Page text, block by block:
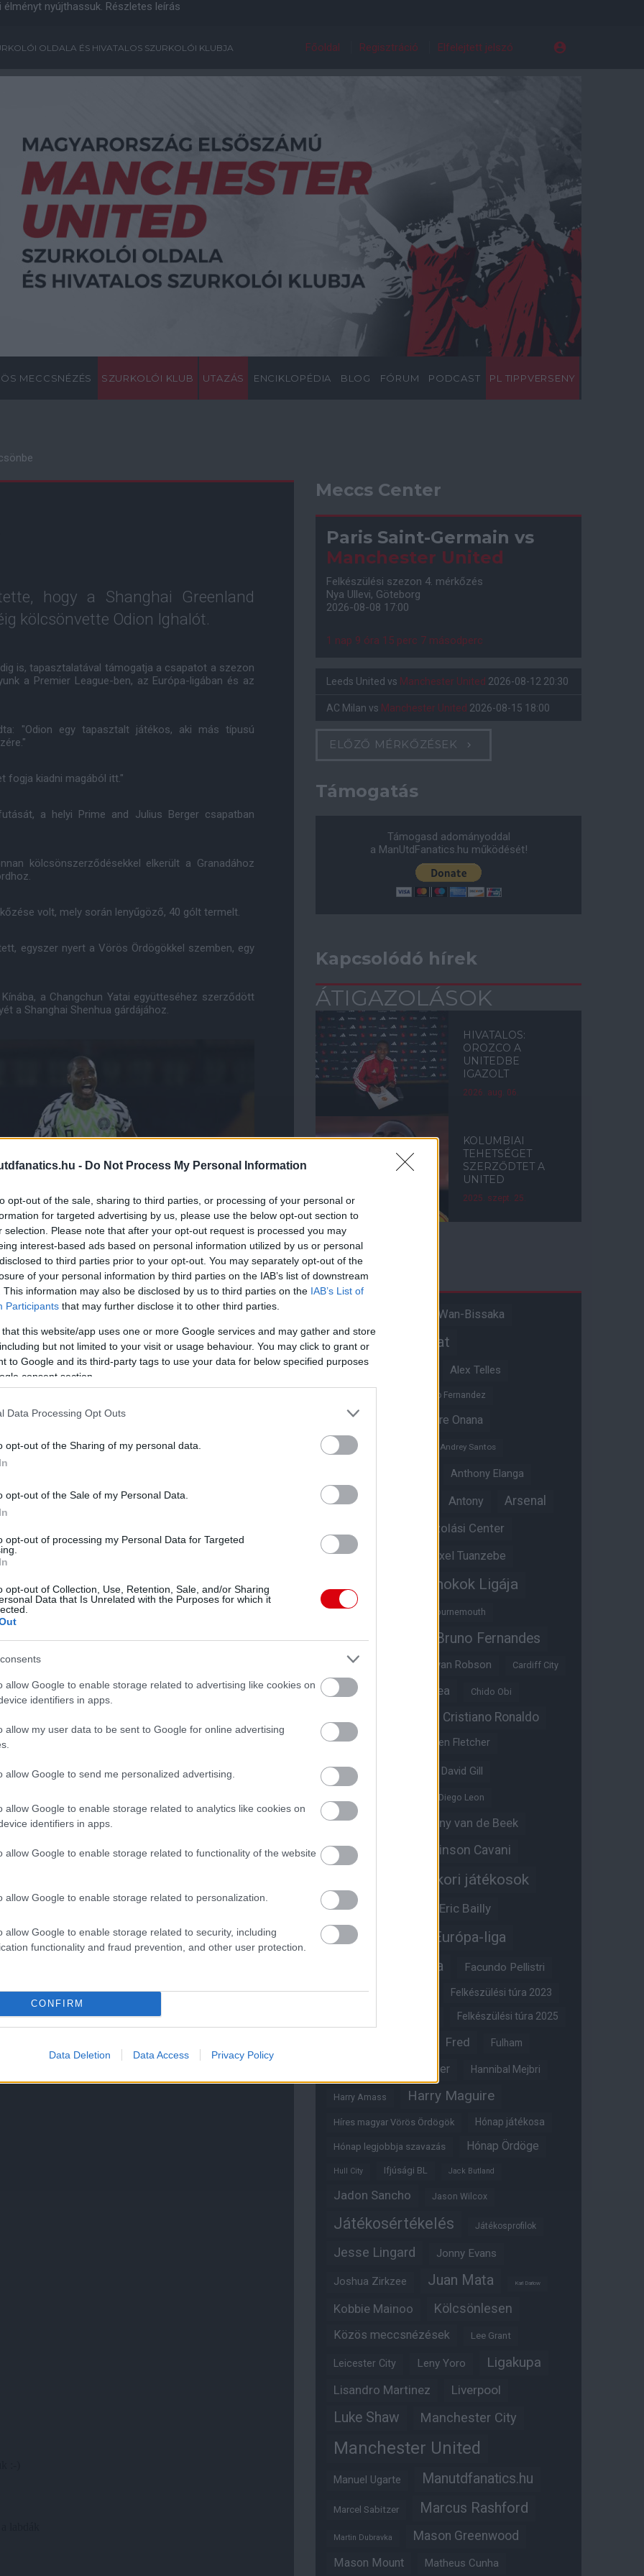
nyújthassuk. Részletes leírás
- Do Not Process My Personal Information
opt-out of the sale, sharing to third parties, or processing of your personal or
for targeted advertising by us, please use the below opt-out section to
selection. Please note that after your opt-out request is processed you may
interest-based ads based on personal information utilized by us or personal
to third parties prior to your opt-out. You may separately opt-out of the
of your personal information by third parties on the IAB’s list of downstream
This information may also be disclosed by us to third parties on the IAB’s List of
Participants that may further disclose it to other third parties.
that this website/app uses one or more Google services and may gather and store
but not limited to your visit or usage behaviour. You may click to grant or
to Google and its third-party tags to use your data for below specified purposes
consent section.
Data Processing Opt Outs
opt-out of the Sharing of my personal data.
opt-out of the Sale of my Personal Data.
opt-out of processing my Personal Data for Targeted
opt-out of Collection, Use, Retention, Sale, and/or Sharing
Data that Is Unrelated with the Purposes for which it
allow Google to enable storage related to advertising like cookies on
identifiers in apps.
allow my user data to be sent to Google for online advertising
allow Google to send me personalized advertising.
allow Google to enable storage related to analytics like cookies on
identifiers in apps.
allow Google to enable storage related to functionality of the website
allow Google to enable storage related to personalization.
allow Google to enable storage related to security, including
functionality and fraud prevention, and other user protection.
CONFIRM
Data Deletion Data Access Privacy Policy
OLDALA ÉS HIVATALOS SZURKOLÓI KLUBJA Főoldal Regisztráció Elfelejtett jelszó
MECCSNÉZÉS SZURKOLÓI KLUB UTAZÁS ENCIKLOPÉDIA BLOG FÓRUM PODCAST PL TIPPVERSENY
hogy a Shanghai Greenland
kölcsönvette Odion Ighalót.
is, tapasztalatával támogatja a csapatot a szezon
a Premier League-ben, az Európa-ligában és az
"Odion egy tapasztalt játékos, aki más típusú
fogja kiadni magából itt."
a helyi Prime and Julius Berger csapatban
kölcsönszerződésekkel elkerült a Granadához
volt, mely során lenyűgöző, 40 gólt termelt.
egyszer nyert a Vörös Ördögökkel szemben, egy
a Changchun Yatai együtteséhez szerződött
a Shanghai Shenhua gárdájához.
és 131 gólt lőtt.
válogatottban, 16-szor betalált az ellenfelek
pedig gólkirály lett.
valóra, ha a Unitedhez igazolhatna, hiszen mindig is
Imádtam nézni a tévében Andy Cole-t és Dwight
Traffordon játszhatnék, mindig egy álmom volt"
Ighalót!
ésiOS-re!
működését!
Meccs Center
Paris Saint-Germain vs
Manchester United
Felkészülési szezon 4. mérkőzés
Nya Ullevi, Göteborg
2026-08-08 17:00
1 nap 9 óra 15 perc 6 másodperc
Leeds United vs Manchester United 2026-08-12 20:30
AC Milan vs Manchester United 2026-08-15 18:00
ELŐZŐ MÉRKŐZÉSEK
Támogatás
Támogasd adományoddal
a ManUtdFanatics.hu működését!
Kapcsolódó hírek
ÁTIGAZOLÁSOK
HIVATALOS:
OROZCO A
UNITEDBE
IGAZOLT
2026. aug. 06.
KOLUMBIAI
TEHETSÉGET
SZERZŐDTET A
UNITED
2025. szept. 25.
Címkék
Aaron Wan-Bissaka
Akadémiai csapat
Alejandro Garnacho Alex Telles
Alvaro Fernandez
Amad Diallo
Andre Onana
Andreas Pereira
Andrey Santos
Anthony Elanga
Anthony Martial Antony Arsenal
Átigazolási Center
Átigazolások Axel Tuanzebe
Bajnokok Ligája
Benjamin Sesko Bournemouth
Brandon Williams Bruno Fernandes
Bryan Mbeumo Bryan Robson Cardiff City
Casemiro Chelsea Chido Obi
Cristiano Ronaldo
Crystal Palace Darren Fletcher
David De Gea David Gill
Diego Leon
Diogo Dalot
Donny van de Beek
Ed Woodward
Edinson Cavani
Egykori játékosok
Érdekességek Eric Bailly
Erik ten Hag Európa-liga
FA-kupa Facundo Pellistri
Felkészülési túra 2022 Felkészülési túra 2023
Felkészülési túra 2025
Fred Fulham
Glazer Hannibal Mejbri
Harry Amass Harry Maguire
Híres magyar Vörös Ördögök Hónap játékosa
Hónap legjobbja szavazás Hónap Ördöge
Hull City Ifjúsági BL Jack Butland
Jadon Sancho Jason Wilcox
Játékosértékelés Játékosprofilok
Jesse Lingard Jonny Evans
Joshua Zirkzee Juan Mata Karl Darlow
Kobbie Mainoo Kölcsönlesen
Közös meccsnézések Lee Grant
Leicester City Leny Yoro Ligakupa
Lisandro Martinez Liverpool
Luke Shaw Manchester City
Manchester United
Manuel Ugarte Manutdfanatics.hu
Marcel Sabitzer Marcus Rashford
Martin Dubravka Mason Greenwood
Mason Mount Matheus Cunha